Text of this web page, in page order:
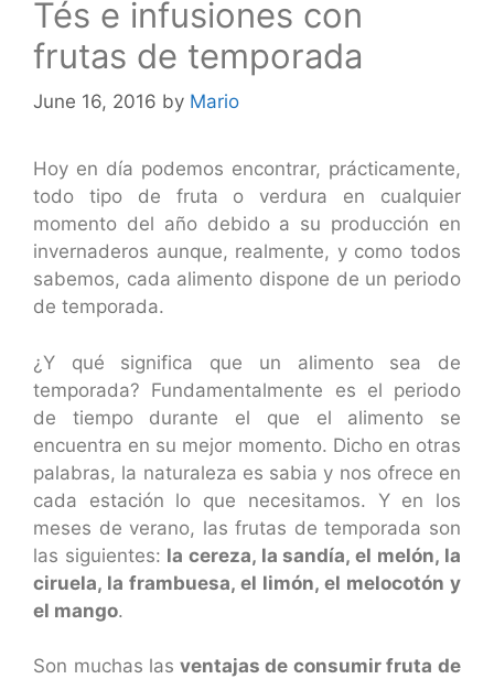
Tés e infusiones con
frutas de temporada
June 16, 2016 by Mario
Hoy en día podemos encontrar, prácticamente,
todo tipo de fruta o verdura en cualquier
momento del año debido a su producción en
invernaderos aunque, realmente, y como todos
sabemos, cada alimento dispone de un periodo
de temporada.
¿Y qué significa que un alimento sea de
temporada? Fundamentalmente es el periodo
de tiempo durante el que el alimento se
encuentra en su mejor momento. Dicho en otras
palabras, la naturaleza es sabia y nos ofrece en
cada estación lo que necesitamos. Y en los
meses de verano, las frutas de temporada son
las siguientes: la cereza, la sandía, el melón, la
ciruela, la frambuesa, el limón, el melocotón y
el mango.
Son muchas las ventajas de consumir fruta de